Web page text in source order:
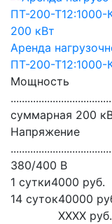
200 кВт
Аренда
ПТ-200-Т12:1000-
Мощность
суммарная 200
Напряжение
380/400 В
1 сутки4000 руб.
14 суток40000
XXXX руб.